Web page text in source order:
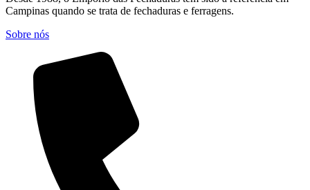
Campinas quando se trata de fechaduras e ferragens.
Sobre nós